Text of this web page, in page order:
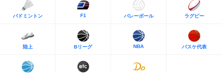
バドミントン F1 バレーボール ラグビー
陸上 Bリーグ NBA バスケ代表